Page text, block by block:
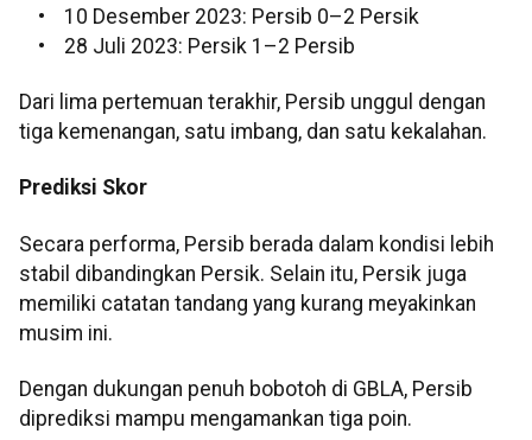
• 10 Desember 2023: Persib 0–2 Persik
• 28 Juli 2023: Persik 1–2 Persib
Dari lima pertemuan terakhir, Persib unggul dengan
tiga kemenangan, satu imbang, dan satu kekalahan.
Prediksi Skor
Secara performa, Persib berada dalam kondisi lebih
stabil dibandingkan Persik. Selain itu, Persik juga
memiliki catatan tandang yang kurang meyakinkan
musim ini.
Dengan dukungan penuh bobotoh di GBLA, Persib
diprediksi mampu mengamankan tiga poin.